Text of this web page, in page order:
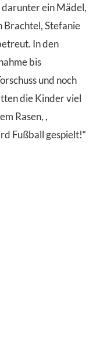
darunter ein Mädel,
Stefanie
In den
bis
und noch
die Kinder viel
Rasen, ,
Fußball gespielt!“